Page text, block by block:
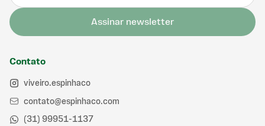
Assinar newsletter
Contato
viveiro.espinhaco
contato@espinhaco.com
(31) 99951-1137